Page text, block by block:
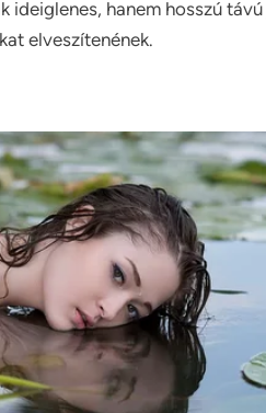
ideiglenes, hanem hosszú
elveszítenének.